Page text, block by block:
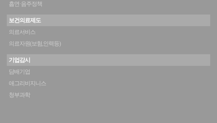
흡연·음주정책
보건의료제도
의료서비스
의료자원(보험,인력등)
기업감시
담배기업
애그리비지니스
청부과학